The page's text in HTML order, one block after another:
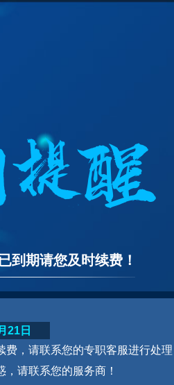
到期请您及时续费！
费，请联系您的专职客服进行处
请联系您的服务商！
21日